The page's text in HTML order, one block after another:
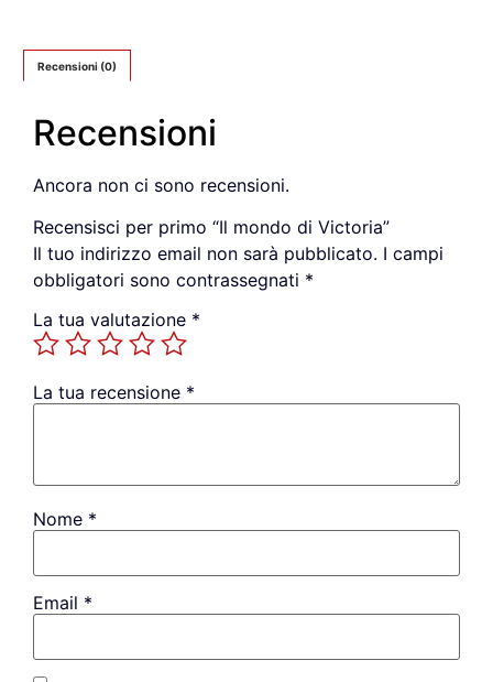
Recensioni (0)
Recensioni
Ancora non ci sono recensioni.
Recensisci per primo “Il mondo di Victoria”
Il tuo indirizzo email non sarà pubblicato. I campi
obbligatori sono contrassegnati *
La tua valutazione *
La tua recensione *
Nome *
Email *